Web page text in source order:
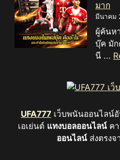
มาก
มีนาคม
ผู้ค้นห
บุ๊ค มัก
นี ...
UFA777 เว็บพนันออนไลน์
เอเย่นต์ แทงบอลออนไลน์ ค
ออนไลน์ ส่งตรงจ